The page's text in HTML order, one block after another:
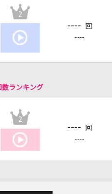
2
---- 回
----
数ランキング
2
---- 回
----